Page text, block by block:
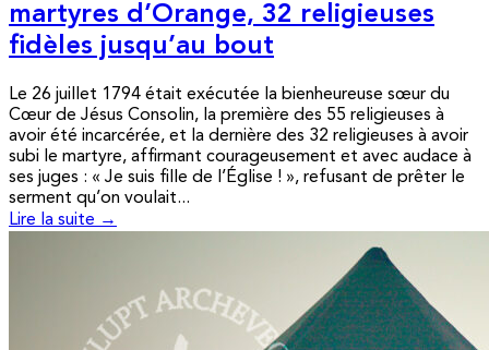
martyres d’Orange, 32 religieuses
fidèles jusqu’au bout
Le 26 juillet 1794 était exécutée la bienheureuse sœur du
Cœur de Jésus Consolin, la première des 55 religieuses à
avoir été incarcérée, et la dernière des 32 religieuses à avoir
subi le martyre, affirmant courageusement et avec audace à
ses juges : « Je suis fille de l’Église ! », refusant de prêter le
serment qu’on voulait...
Lire la suite →